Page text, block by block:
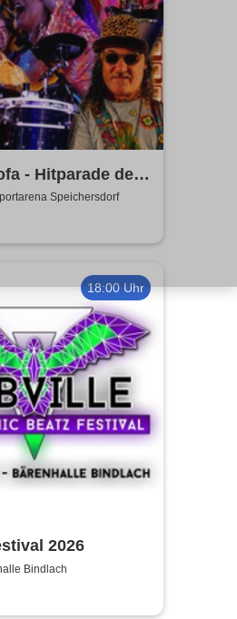
- Hitparade der
Speichersdorf
18:00 Uhr
2026
Bindlach